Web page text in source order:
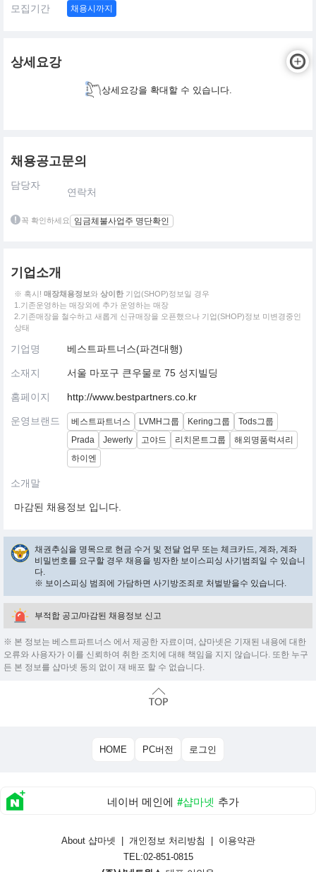
모집기간 채용시까지
상세요강
상세요강을 확대할 수 있습니다.
채용공고문의
담당자
연락처
꼭 확인하세요 임금체불사업주 명단확인
기업소개
※ 혹시! 매장채용정보와 상이한 기업(SHOP)정보일 경우
1.기존운영하는 매장외에 추가 운영하는 매장
2.기존매장을 철수하고 새롭게 신규매장을 오픈했으나 기업(SHOP)정보 미변경중인
상태
기업명 베스트파트너스(파견대행)
소재지 서울 마포구 큰우물로 75 성지빌딩
홈페이지 http://www.bestpartners.co.kr
운영브랜드 베스트파트너스 LVMH그룹 Kering그룹
Tods그룹
Prada
Jewerly 고야드 리치몬트그룹
해외명품럭셔리
하이엔
소개말
마감된 채용정보 입니다.
채권추심을 명목으로 현금 수거 및 전달 업무 또는 체크카드, 계좌, 계좌
비밀번호를 요구할 경우 채용을 빙자한 보이스피싱 사기범죄일 수 있습니
다.
※ 보이스피싱 범죄에 가담하면 사기방조죄로 처벌받을수 있습니다.
부적합 공고/마감된 채용정보 신고
※ 본 정보는 베스트파트너스 에서 제공한 자료이며, 샵마넷은 기재된 내용에 대한
오류와 사용자가 이를 신뢰하여 취한 조치에 대해 책임을 지지 않습니다. 또한 누구
든 본 정보를 샵마넷 동의 없이 재 배포 할 수 없습니다.
HOME PC버전 로그인
네이버 메인에 #샵마넷 추가
About 샵마넷 개인정보 처리방침
이용약관
TEL:02-851-0815